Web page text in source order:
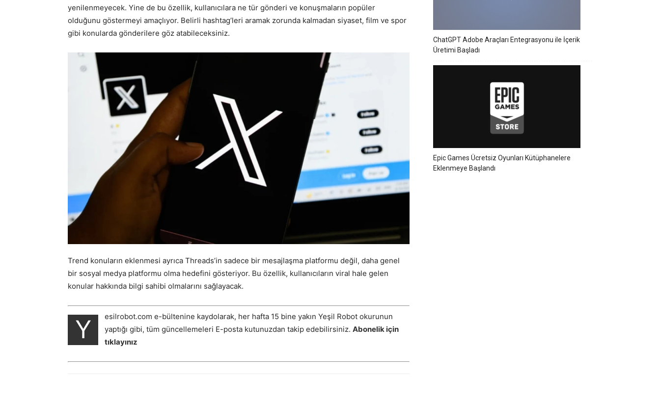
yenilenmeyecek. Yine de bu özellik, kullanıcılara ne tür gönderi ve konuşmaların popüler
olduğunu göstermeyi amaçlıyor. Belirli hashtag’leri aramak zorunda kalmadan siyaset, film ve spor
gibi konularda gönderilere göz atabileceksiniz.
Trend konuların eklenmesi ayrıca Threads’in sadece bir mesajlaşma platformu değil, daha genel
bir sosyal medya platformu olma hedefini gösteriyor. Bu özellik, kullanıcıların viral hale gelen
konular hakkında bilgi sahibi olmalarını sağlayacak.
Y
esilrobot.com e-bültenine kaydolarak, her hafta 15 bine yakın Yeşil Robot okurunun
yaptığı gibi, tüm güncellemeleri E-posta kutunuzdan takip edebilirsiniz. Abonelik için
tıklayınız
ChatGPT Adobe Araçları Entegrasyonu ile İçerik
Üretimi Başladı
Epic Games Ücretsiz Oyunları Kütüphanelere
Eklenmeye Başlandı